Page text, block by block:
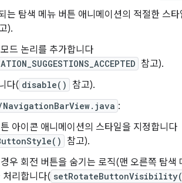
는 탐색 메뉴 버튼 애니메이션의 적절한 스
).
드 논리를 추가합니다
참고).
다( disable() 참고).
:
아이콘 애니메이션의 스타일을 지정합니다
참고).
우 회전 버튼을 숨기는 로직(맨 오른쪽 탐색
처리합니다(